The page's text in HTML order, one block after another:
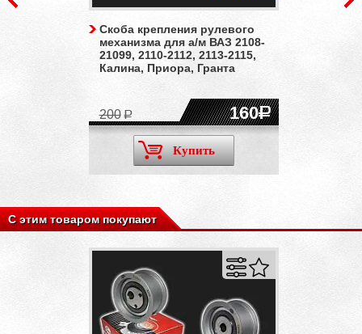
Скоба крепления рулевого
механизма для а/м ВАЗ 2108-
21099, 2110-2112, 2113-2115,
Калина, Приора, Гранта
160
200
Купить
С этим товаром покупают